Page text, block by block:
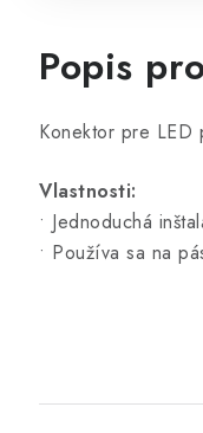
Popis
Konektor pre LED
Vlastnosti:
• Jednoduchá
• Používa sa na